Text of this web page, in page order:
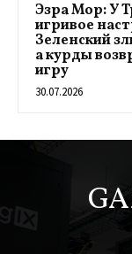
Эзра Мор: У
игривое
Зеленский
а курды
игру
30.07.2026